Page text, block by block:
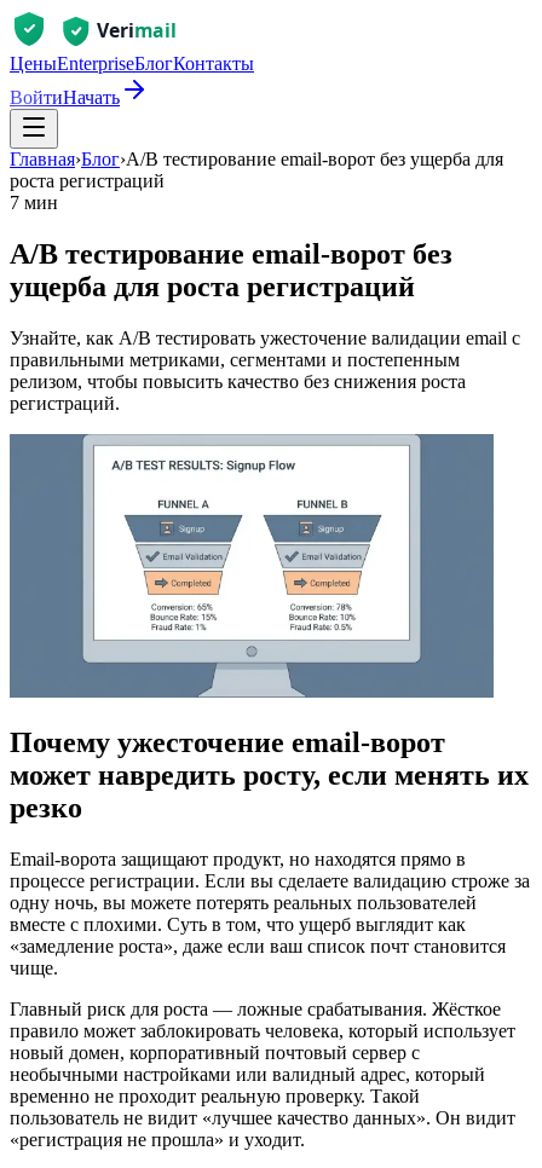
ЦеныEnterpriseБлогКонтакты
ВойтиНачать
Главная›Блог›A/B тестирование email‑ворот без ущерба для
роста регистраций
7 мин
A/B тестирование email‑ворот без
ущерба для роста регистраций
Узнайте, как A/B тестировать ужесточение валидации email с
правильными метриками, сегментами и постепенным
релизом, чтобы повысить качество без снижения роста
регистраций.
Почему ужесточение email-ворот
может навредить росту, если менять их
резко
Email-ворота защищают продукт, но находятся прямо в
процессе регистрации. Если вы сделаете валидацию строже за
одну ночь, вы можете потерять реальных пользователей
вместе с плохими. Суть в том, что ущерб выглядит как
«замедление роста», даже если ваш список почт становится
чище.
Главный риск для роста — ложные срабатывания. Жёсткое
правило может заблокировать человека, который использует
новый домен, корпоративный почтовый сервер с
необычными настройками или валидный адрес, который
временно не проходит реальную проверку. Такой
пользователь не видит «лучшее качество данных». Он видит
«регистрация не прошла» и уходит.